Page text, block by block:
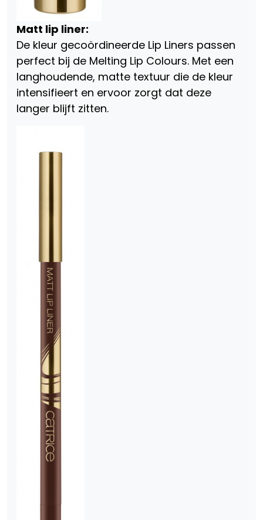
Matt lip liner:
De kleur gecoördineerde Lip Liners passen
perfect bij de Melting Lip Colours. Met een
langhoudende, matte textuur die de kleur
intensifieert en ervoor zorgt dat deze
langer blijft zitten.